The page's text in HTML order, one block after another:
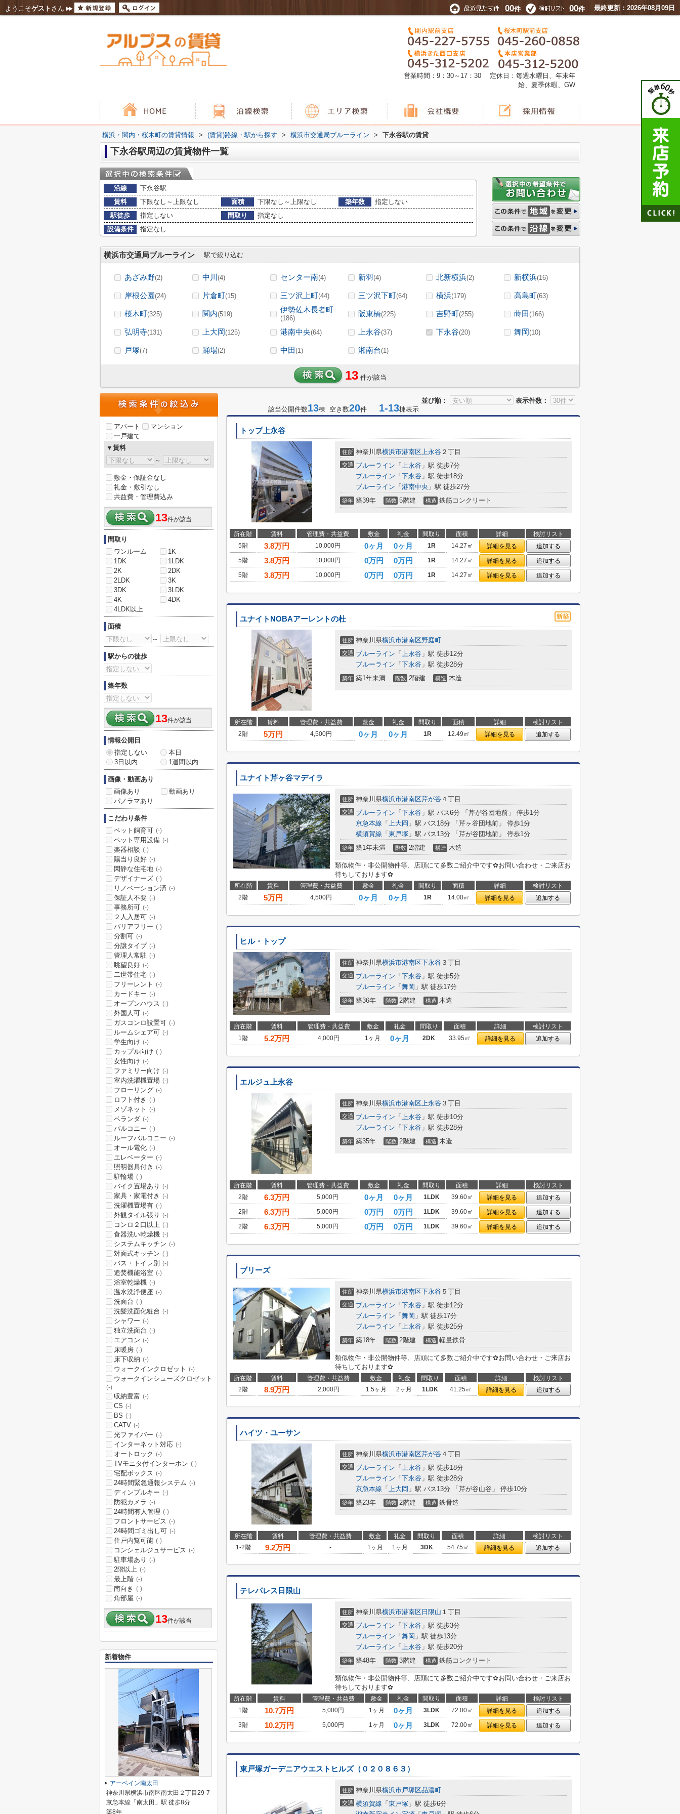
ようこそゲスト さん 00件 00件 最終更新：2026年08月09日
営業時間：9：30～17：30 定休日：毎週水曜日、年末年
始、夏季休暇、GW
横浜・関内・桜木町の賃貸情報 > (賃貸)路線・駅から探す > 横浜市交通局ブルーライン > 下永谷駅の賃貸
下永谷駅周辺の賃貸物件一覧
沿線
下永谷駅
賃料
下限なし～上限なし 面積 下限なし～上限なし 築年数
指定しない
駅徒歩
指定しない 間取り
指定なし
設備条件
指定なし
横浜市交通局ブルーライン 駅で絞り込む
あざみ野(2) 中川 (4) センター南(4) 新羽(4) 北新横浜(2) 新横浜(16)
岸根公園(24) 片倉町(15) 三ツ沢上町(44) 三ツ沢下町(64) 横浜(179) 高島町(63)
桜木町(325) 関内(519)
伊勢佐木長者町
(186)
阪東橋(225) 吉野町(255) 蒔田(166)
弘明寺(131) 上大岡(125) 港南中央(64) 上永谷(37) 下永谷(20) 舞岡(10)
戸塚(7) 踊場(2) 中田(1) 湘南台(1)
13 件が該当
並び順：
表示件数：
該当公開件数13棟 空き数20件 1-13棟表示
トップ上永谷
住所 神奈川県横浜市港南区上永谷 ２丁目
交通 ブルーライン 「 上永谷 」駅 徒歩7分
ブルーライン 「 下永谷 」駅 徒歩18分
ブルーライン 「 港南中央 」駅 徒歩27分
築年 築39年 階数 5階建 構造 鉄筋コンクリート
所在階 賃料 管理費・共益費 敷金 礼金 間取り 面積 詳細
検討リスト
5階
3.8万円 10,000円 0ヶ月 0ヶ月 1R 14.27㎡ 詳細を見る
追加する
5階
3.8万円 10,000円 0万円 0万円 1R 14.27㎡ 詳細を見る
追加する
5階
3.8万円 10,000円 0万円 0万円 1R 14.27㎡ 詳細を見る 追加する
ユナイトNOBAアーレントの杜
住所 神奈川県横浜市港南区野庭町
交通 ブルーライン 「 上永谷 」駅 徒歩12分
ブルーライン 「 下永谷 」駅 徒歩28分
築年 築1年未満 階数 2階建 構造 木造
所在階 賃料 管理費・共益費 敷金 礼金 間取り 面積 詳細
検討リスト
2階
5万円 4,500円 0ヶ月 0ヶ月 1R 12.49㎡ 詳細を見る 追加する
ユナイト芹ヶ谷マデイラ
住所 神奈川県横浜市港南区芹が谷 ４丁目
交通 ブルーライン 「 下永谷 」駅 バス6分 「芹が谷団地前」 停歩1分
京急本線 「 上大岡 」駅 バス18分 「芹ヶ谷団地前」 停歩1分
横須賀線 「 東戸塚 」駅 バス13分 「芹が谷団地前」 停歩1分
築年 築1年未満 階数 2階建 構造 木造
類似物件・非公開物件等、店頭にて多数ご紹介中です✿お問い合わせ・ご来店お
待ちしております✿
所在階 賃料 管理費・共益費 敷金 礼金 間取り 面積 詳細
検討リスト
2階
5万円 4,500円 0ヶ月 0ヶ月 1R 14.00㎡ 詳細を見る 追加する
ヒル・トップ
住所 神奈川県横浜市港南区下永谷 ３丁目
交通 ブルーライン 「 下永谷 」駅 徒歩5分
ブルーライン 「 舞岡 」駅 徒歩17分
築年 築36年 階数 2階建 構造 木造
所在階 賃料 管理費・共益費 敷金 礼金 間取り 面積 詳細
検討リスト
1階
5.2万円 4,000円 1ヶ月 0ヶ月 2DK 33.95㎡ 詳細を見る 追加する
エルジュ上永谷
住所 神奈川県横浜市港南区上永谷 ３丁目
交通 ブルーライン 「 上永谷 」駅 徒歩10分
ブルーライン 「 下永谷 」駅 徒歩28分
築年 築35年 階数 2階建 構造 木造
所在階 賃料 管理費・共益費 敷金 礼金 間取り 面積 詳細
検討リスト
2階
6.3万円 5,000円 0ヶ月 0ヶ月 1LDK 39.60㎡ 詳細を見る
追加する
2階
6.3万円 5,000円 0万円 0万円 1LDK 39.60㎡ 詳細を見る
追加する
2階
6.3万円 5,000円 0万円 0万円 1LDK 39.60㎡ 詳細を見る 追加する
ブリーズ
住所 神奈川県横浜市港南区下永谷 ５丁目
交通 ブルーライン 「 下永谷 」駅 徒歩12分
ブルーライン 「 舞岡 」駅 徒歩17分
ブルーライン 「 上永谷 」駅 徒歩25分
築年 築18年 階数 2階建 構造 軽量鉄骨
類似物件・非公開物件等、店頭にて多数ご紹介中です✿お問い合わせ・ご来店お
待ちしております✿
所在階 賃料 管理費・共益費 敷金 礼金 間取り 面積 詳細
検討リスト
2階
8.9万円 2,000円 1.5ヶ月 2ヶ月 1LDK 41.25㎡ 詳細を見る 追加する
ハイツ・ユーサン
住所 神奈川県横浜市港南区芹が谷 ４丁目
交通 ブルーライン 「 上永谷 」駅 徒歩18分
ブルーライン 「 下永谷 」駅 徒歩28分
京急本線 「 上大岡 」駅 バス13分 「芹が谷山谷」 停歩10分
築年 築23年 階数 2階建 構造 鉄骨造
所在階 賃料 管理費・共益費 敷金 礼金 間取り 面積 詳細
検討リスト
1-2階
9.2万円 - 1ヶ月 1ヶ月 3DK 54.75㎡ 詳細を見る 追加する
テレパレス日限山
住所 神奈川県横浜市港南区 日限山 １丁目
交通 ブルーライン 「 下永谷 」駅 徒歩3分
ブルーライン 「 舞岡 」駅 徒歩13分
ブルーライン 「 上永谷 」駅 徒歩20分
築年 築48年 階数 3階建 構造 鉄筋コンクリート
類似物件・非公開物件等、店頭にて多数ご紹介中です✿お問い合わせ・ご来店お
待ちしております✿
所在階 賃料 管理費・共益費 敷金 礼金 間取り 面積 詳細
検討リスト
1階
10.7万円 5,000円 1ヶ月 0ヶ月 3LDK 72.00㎡ 詳細を見る
追加する
3階
10.2万円 5,000円 1ヶ月 0ヶ月 3LDK 72.00㎡ 詳細を見る 追加する
東戸塚ガーデニアウエストヒルズ（０２０８６３）
住所 神奈川県横浜市戸塚区品濃町
交通 横須賀線 「 東戸塚 」駅 徒歩6分
アパート
マンション
一戸建て
▼賃料
～
敷金・保証金なし
礼金・敷引なし
共益費・管理費込み
13件が該当
間取り
ワンルーム
1K
1DK
1LDK
2K
2DK
2LDK
3K
3DK
3LDK
4K
4DK
4LDK以上
面積
～
駅からの徒歩
築年数
13件が該当
情報公開日
指定しない
本日
3日以内
1週間以内
画像・動画あり
画像あり
動画あり
パノラマあり
こだわり条件
ペット飼育可 (-)
ペット専用設備 (-)
楽器相談 (-)
陽当り良好 (-)
閑静な住宅地 (-)
デザイナーズ (-)
リノベーション済 (-)
保証人不要 (-)
事務所可 (-)
２人入居可 (-)
バリアフリー (-)
分割可 (-)
分譲タイプ (-)
管理人常駐 (-)
眺望良好 (-)
二世帯住宅 (-)
フリーレント (-)
カードキー (-)
オープンハウス (-)
外国人可 (-)
ガスコンロ設置可 (-)
ルームシェア可 (-)
学生向け (-)
カップル向け (-)
女性向け (-)
ファミリー向け (-)
室内洗濯機置場 (-)
フローリング (-)
ロフト付き (-)
メゾネット (-)
ベランダ (-)
バルコニー (-)
ルーフバルコニー (-)
オール電化 (-)
エレベーター (-)
照明器具付き (-)
駐輪場 (-)
バイク置場あり (-)
家具・家電付き (-)
洗濯機置場有 (-)
外観タイル張り (-)
コンロ２口以上 (-)
食器洗い乾燥機 (-)
システムキッチン (-)
対面式キッチン (-)
バス・トイレ別 (-)
追焚機能浴室 (-)
浴室乾燥機 (-)
温水洗浄便座 (-)
洗面台 (-)
洗髪洗面化粧台 (-)
シャワー (-)
独立洗面台 (-)
エアコン (-)
床暖房 (-)
床下収納 (-)
ウォークインクロゼット (-)
ウォークインシューズクロゼット
(-)
収納豊富 (-)
CS (-)
BS (-)
CATV (-)
光ファイバー (-)
インターネット対応 (-)
オートロック (-)
TVモニタ付インターホン (-)
宅配ボックス (-)
24時間緊急通報システム (-)
ディンプルキー (-)
防犯カメラ (-)
24時間有人管理 (-)
フロントサービス (-)
24時間ゴミ出し可 (-)
住戸内覧可能 (-)
コンシェルジュサービス (-)
駐車場あり (-)
2階以上 (-)
最上階 (-)
南向き (-)
角部屋 (-)
13件が該当
新着物件
アーベイン南太田
神奈川県横浜市南区南太田２丁目29-7
京急本線「南太田」駅 徒歩8分
築8年